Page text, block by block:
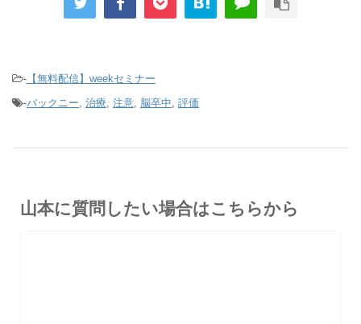
- 【無料配信】weekセミナー
-バックニー, 治療, 注意, 脳卒中, 評価
山本に質問したい場合はこちらから